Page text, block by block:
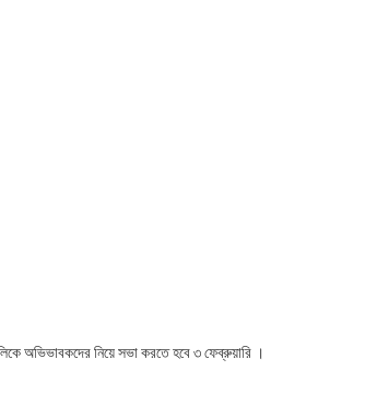
অভিভাবকদের নিয়ে সভা করতে হবে ৩ ফেব্রুয়ারি ।